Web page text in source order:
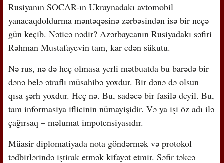
Rusiyanın SOCAR-ın Ukraynadakı avtomobil
yanacaqdoldurma məntəqəsinə zərbəsindən isə bir neçə
gün keçib. Nəticə nədir? Azərbaycanın Rusiyadakı səfiri
Rəhman Mustafayevin tam, kar edən sükutu.
Nə rus, nə də heç olmasa yerli mətbuatda bu barədə bir
dənə belə ətraflı müsahibə yoxdur. Bir dənə də olsun
qısa şərh yoxdur. Heç nə. Bu, sadəcə bir fasilə deyil. Bu,
tam informasiya iflicinin nümayişidir. Və ya işi öz adı ilə
çağırsaq – məlumat impotensiyasıdır.
Müasir diplomatiyada nota göndərmək və protokol
tədbirlərində iştirak etmək kifayət etmir. Səfir təkcə